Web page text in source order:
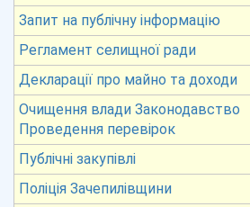
Запит на публічну інформацію
Регламент селищної ради
Декларації про майно та доходи
Очищення влади Законодавство
Проведення перевірок
Публічні закупівлі
Поліція Зачепилівщини